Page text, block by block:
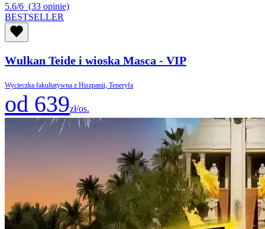
5.6/6 (33 opinie)
BESTSELLER
Wulkan Teide i wioska Masca - VIP
Wycieczka fakultatywna z Hiszpanii, Teneryfa
od 639zł/os.